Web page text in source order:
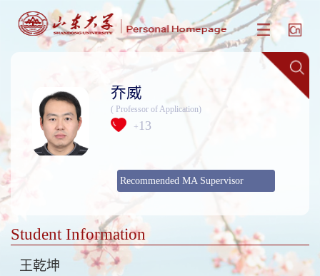
乔威
( Professor of Application)
+ 13
Recommended MA Supervisor
Student Information
王乾坤